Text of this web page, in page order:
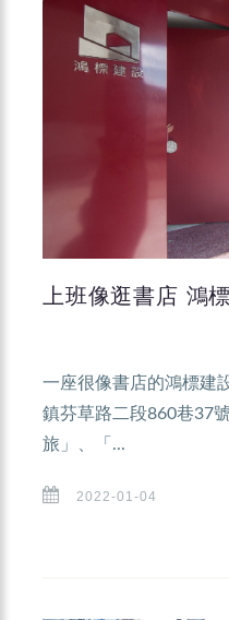
上班像逛書店 鴻
一座很像書店的鴻標建
鎮芬草路二段860巷37
旅」、「...
2022-01-04